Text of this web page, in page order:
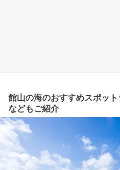
館山の海のおすすめスポッ
などもご紹介